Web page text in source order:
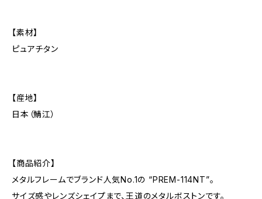
【素材】
ピュアチタン
【産地】
日本（鯖江）
【商品紹介】
メタルフレームでブランド人気No.1の “PREM-114NT”。
サイズ感やレンズシェイプまで、王道のメタルボストンです。